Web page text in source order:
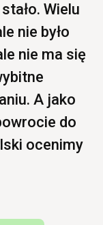
Wielu
nie było
nie ma się
A jako
do
ocenimy